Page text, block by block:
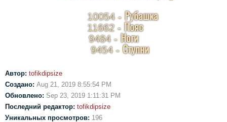
10054- Рубашка
11662- Пояс
9484- Ноги
9454- Ступни
Автор: tofikdipsize
Создано: Aug 21, 2019 8:55:54 PM
Обновлено: Sep 23, 2019 1:11:31 PM
Последний редактор: tofikdipsize
Уникальных просмотров: 196